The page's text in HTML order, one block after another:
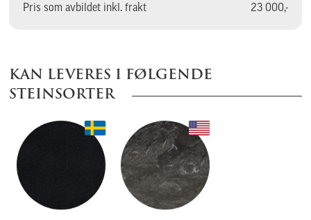
Pris som avbildet inkl. frakt 23 000,-
KAN LEVERES I FØLGENDE
STEINSORTER